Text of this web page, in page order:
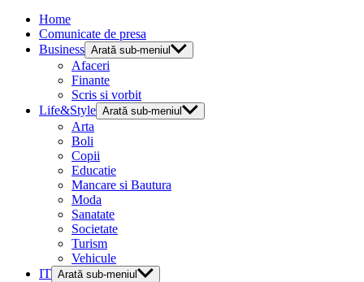
Home
Comunicate de presa
Business Arată sub-meniul
Afaceri
Finante
Scris si vorbit
Life&Style Arată sub-meniul
Arta
Boli
Copii
Educatie
Mancare si Bautura
Moda
Sanatate
Societate
Turism
Vehicule
IT Arată sub-meniul